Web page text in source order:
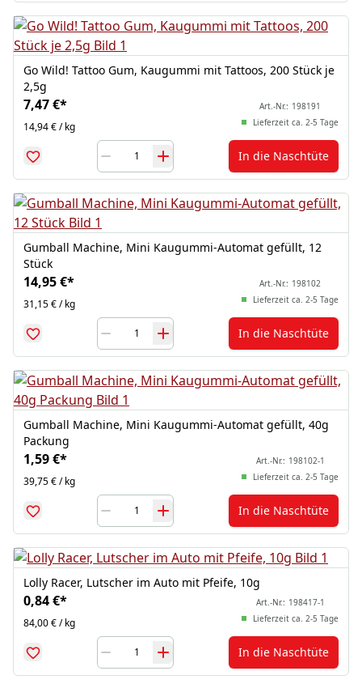
Go Wild! Tattoo Gum, Kaugummi mit Tattoos, 200 Stück je
2,5g
7,47 €*
14,94 € / kg
Art.-Nr.: 198191
Lieferzeit ca. 2-5 Tage
In die Naschtüte
Gumball Machine, Mini Kaugummi-Automat gefüllt, 12
Stück
14,95 €*
31,15 € / kg
Art.-Nr.: 198102
Lieferzeit ca. 2-5 Tage
In die Naschtüte
Gumball Machine, Mini Kaugummi-Automat gefüllt, 40g
Packung
1,59 €*
39,75 € / kg
Art.-Nr.: 198102-1
Lieferzeit ca. 2-5 Tage
In die Naschtüte
Lolly Racer, Lutscher im Auto mit Pfeife, 10g
0,84 €*
84,00 € / kg
Art.-Nr.: 198417-1
Lieferzeit ca. 2-5 Tage
In die Naschtüte